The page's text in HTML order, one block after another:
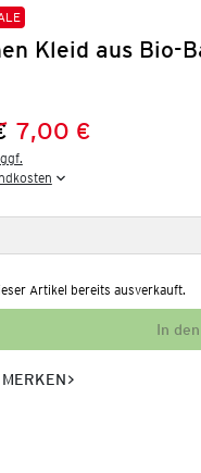
Kleid aus Bio-
Preis:
7,00 €
Artikel bereits ausverkauft.
In